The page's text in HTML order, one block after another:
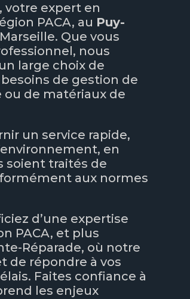
, votre expert en
PACA, au Puy-
Que vous
nous
large choix de
de gestion de
ou de matériaux de
un service rapide,
en
soient traités de
aux normes
d’une expertise
PACA, et plus
Réparade, où notre
de répondre à vos
Faites confiance à
les enjeux